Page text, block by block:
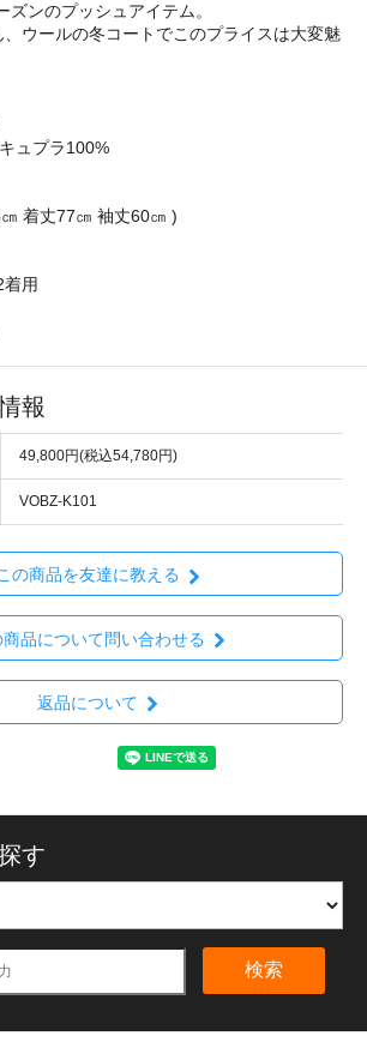
ズンのプッシュアイテム。
ウールの冬コートでこのプライスは大変魅
ュプラ100%
着丈77㎝ 袖丈60㎝ )
用
報
49,800円(税込54,780円)
VOBZ-K101
の商品を友達に教える
商品について問い合わせる
返品について
す
検索